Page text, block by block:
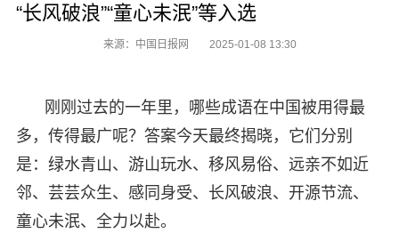
“长风破浪”“童心未泯”等入选
来源：中国日报网 2025-01-08 13:30
刚刚过去的一年里，哪些成语在中国被用得最
多，传得最广呢？答案今天最终揭晓，它们分别
是：绿水青山、游山玩水、移风易俗、远亲不如近
邻、芸芸众生、感同身受、长风破浪、开源节流、
童心未泯、全力以赴。